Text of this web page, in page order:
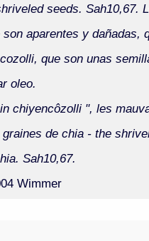
seeds. Sah10,67.
aparentes y dañadas,
que son unas
oleo.
chiyencôzolli ", les
de chia - the
Sah10,67.
Wimmer